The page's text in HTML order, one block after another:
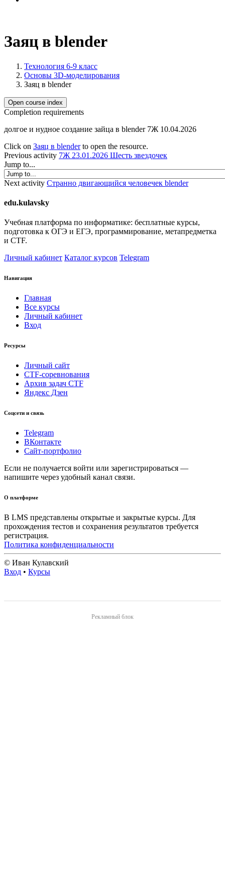
Заяц в blender
Технология 6-9 класс
Основы 3D-моделирования
Заяц в blender
Open course index
Completion requirements
долгое и нудное создание зайца в blender 7Ж 10.04.2026
Click on Заяц в blenderto open the resource.
Previous activity 7Ж 23.01.2026 Шесть звездочек
Jump to...
Next activity Странно двигающийся человечек blender
edu.kulavsky
Учебная платформа по информатике: бесплатные курсы,
подготовка к ОГЭ и ЕГЭ, программирование, метапредметка
и CTF.
Личный кабинет Каталог курсов Telegram
Навигация
Главная
Все курсы
Личный кабинет
Вход
Ресурсы
Личный сайт
CTF-соревнования
Архив задач CTF
Яндекс Дзен
Соцсети и связь
Telegram
ВКонтакте
Сайт-портфолио
Если не получается войти или зарегистрироваться —
напишите через удобный канал связи.
О платформе
В LMS представлены открытые и закрытые курсы. Для
прохождения тестов и сохранения результатов требуется
регистрация.
Политика конфиденциальности
© Иван Кулавский
Вход • Курсы
Рекламный блок